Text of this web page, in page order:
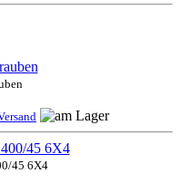
45 6X4